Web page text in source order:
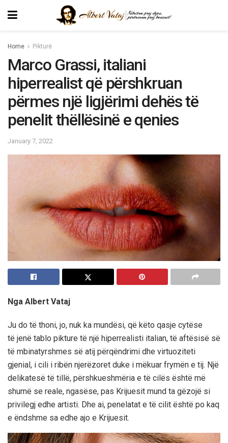
Home Pikturë
Marco Grassi, italiani
hiperrealist që përshkruan
përmes një ligjërimi dehës të
penelit thëllësinë e qenies
January 7, 2022
Nga Albert Vataj
Ju do të thoni, jo, nuk ka mundësi, që këto qasje cytëse
të jenë tablo pikture të një hiperrealisti italian, të aftësisë së
të mbinatyrshmes së atij përqëndrimi dhe virtuoziteti
gjenial, i cili i ribën njerëzoret duke i mëkuar frymën e tij. Një
delikatesë të tillë, përshkueshmëria e të cilës është më
shumë se reale, ngasëse, pas Krijuesit mund ta gëzojë si
privilegj edhe artisti. Dhe ai, penelatat e të cilit është po kaq
e ëndshme sa edhe ajo e Krijuesit.